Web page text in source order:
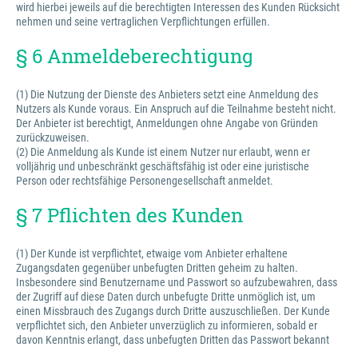
wird hierbei jeweils auf die berechtigten Interessen des Kunden Rücksicht
nehmen und seine vertraglichen Verpflichtungen erfüllen.
§ 6 Anmeldeberechtigung
(1) Die Nutzung der Dienste des Anbieters setzt eine Anmeldung des
Nutzers als Kunde voraus. Ein Anspruch auf die Teilnahme besteht nicht.
Der Anbieter ist berechtigt, Anmeldungen ohne Angabe von Gründen
zurückzuweisen.
(2) Die Anmeldung als Kunde ist einem Nutzer nur erlaubt, wenn er
volljährig und unbeschränkt geschäftsfähig ist oder eine juristische
Person oder rechtsfähige Personengesellschaft anmeldet.
§ 7 Pflichten des Kunden
(1) Der Kunde ist verpflichtet, etwaige vom Anbieter erhaltene
Zugangsdaten gegenüber unbefugten Dritten geheim zu halten.
Insbesondere sind Benutzername und Passwort so aufzubewahren, dass
der Zugriff auf diese Daten durch unbefugte Dritte unmöglich ist, um
einen Missbrauch des Zugangs durch Dritte auszuschließen. Der Kunde
verpflichtet sich, den Anbieter unverzüglich zu informieren, sobald er
davon Kenntnis erlangt, dass unbefugten Dritten das Passwort bekannt